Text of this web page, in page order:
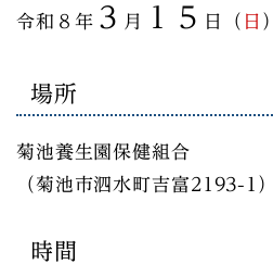
令和８年 ３ 月 １５ 日（ 日 ）
場所
菊池養生園保健組合
（菊池市泗水町吉富2193-1）
時間